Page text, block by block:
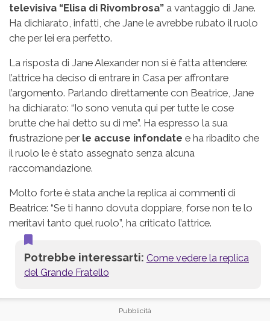
televisiva “Elisa di Rivombrosa” a vantaggio di Jane.
Ha dichiarato, infatti, che Jane le avrebbe rubato il ruolo
che per lei era perfetto.
La risposta di Jane Alexander non si è fatta attendere:
l’attrice ha deciso di entrare in Casa per affrontare
l’argomento. Parlando direttamente con Beatrice, Jane
ha dichiarato: “Io sono venuta qui per tutte le cose
brutte che hai detto su di me”. Ha espresso la sua
frustrazione per le accuse infondate e ha ribadito che
il ruolo le è stato assegnato senza alcuna
raccomandazione.
Molto forte è stata anche la replica ai commenti di
Beatrice: “Se ti hanno dovuta doppiare, forse non te lo
meritavi tanto quel ruolo”, ha criticato l’attrice.
Potrebbe interessarti: Come vedere la replica
del Grande Fratello